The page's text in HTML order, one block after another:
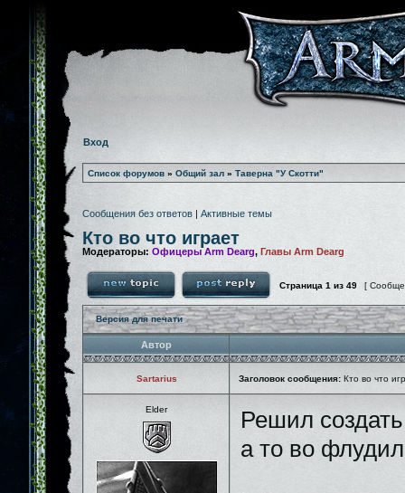
Вход
Список форумов » Общий зал » Таверна "У Скотти"
Сообщения без ответов | Активные темы
Кто во что играет
Модераторы: Офицеры Arm Dearg, Главы Arm Dearg
Страница 1 из 49 [
Версия для печати
Автор
Sartarius Заголовок сообщения: Кто во что
Elder
Решил
а то во